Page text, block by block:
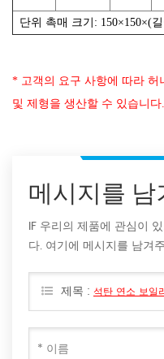
단위 촉매 크기: 150×150×(
* 고객의 요구 사항에 따라 허
및 제형을 생산할 수 있습니다.
메시지를 남
IF 우리의 제품에 관심이
다. 여기에 메시지를 남겨
제목 : 석탄 연소 보일